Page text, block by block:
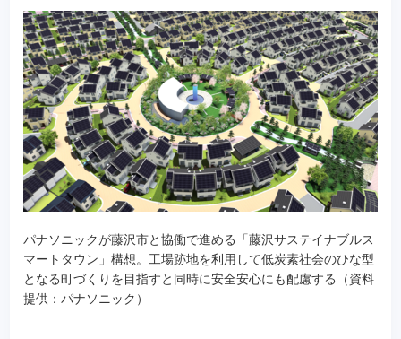
パナソニックが藤沢市と協働で進める「藤沢サステイナブルス
マートタウン」構想。工場跡地を利用して低炭素社会のひな型
となる町づくりを目指すと同時に安全安心にも配慮する（資料
提供：パナソニック）